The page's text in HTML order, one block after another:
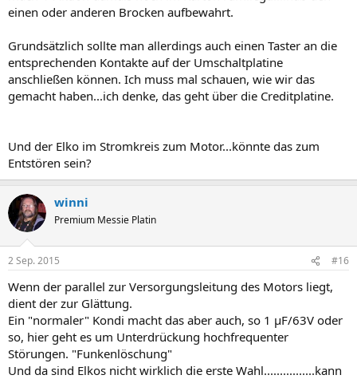
einen oder anderen Brocken aufbewahrt.
Grundsätzlich sollte man allerdings auch einen Taster an die
entsprechenden Kontakte auf der Umschaltplatine
anschließen können. Ich muss mal schauen, wie wir das
gemacht haben...ich denke, das geht über die Creditplatine.
Und der Elko im Stromkreis zum Motor...könnte das zum
Entstören sein?
winni
Premium Messie Platin
2 Sep. 2015 #16
Wenn der parallel zur Versorgungsleitung des Motors liegt,
dient der zur Glättung.
Ein "normaler" Kondi macht das aber auch, so 1 µF/63V oder
so, hier geht es um Unterdrückung hochfrequenter
Störungen. "Funkenlöschung"
Und da sind Elkos nicht wirklich die erste Wahl................kann